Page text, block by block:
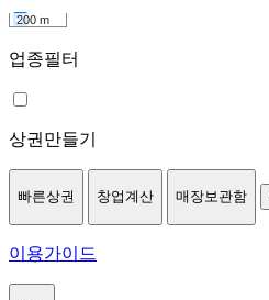
200 m
업종필터
상권만들기
빠른상권 창업계산 매장보관함
이용가이드